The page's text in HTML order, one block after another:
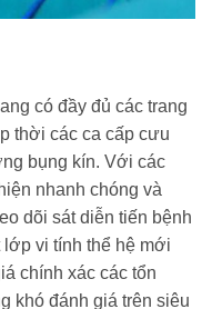
có đầy đủ các trang
thời các ca cấp cưu
bụng kín. Với các
nhanh chóng và
dõi sát diễn tiến bệnh
vi tính thể hệ mới
chính xác các tổn
khó đánh giá trên siêu